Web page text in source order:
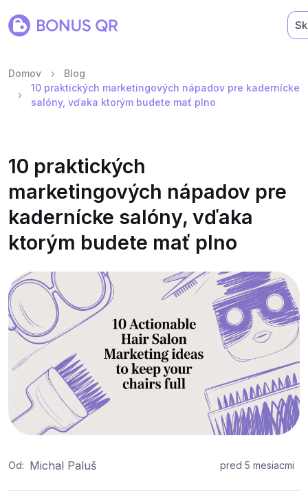
Domov
Blog
10 praktických marketingových nápadov pre kadernícke
salóny, vďaka ktorým budete mať plno
10 praktických
marketingových nápadov pre
kadernícke salóny, vďaka
ktorým budete mať plno
Od: Michal Paluš pred 5 mesiacmi